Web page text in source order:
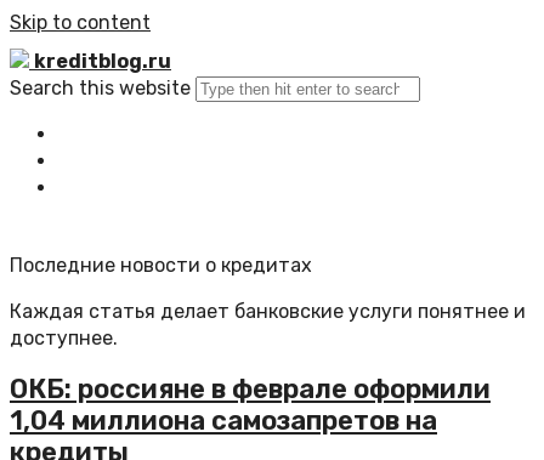
Skip to content
kreditblog.ru
Search this website
Последние новости о кредитах
Каждая статья делает банковские услуги понятнее и
доступнее.
ОКБ: россияне в феврале оформили
1,04 миллиона самозапретов на
кредиты